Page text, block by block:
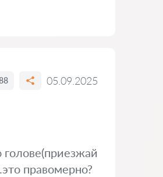
05.09.2025
правомерно?